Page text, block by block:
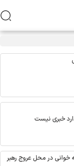
خبری نیست
در محل عروج رهبر